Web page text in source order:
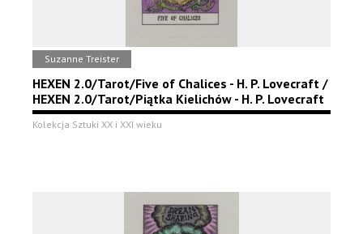
Suzanne Treister
HEXEN 2.0/Tarot/Five of Chalices - H. P. Lovecraft /
HEXEN 2.0/Tarot/Piątka Kielichów - H. P. Lovecraft
Kolekcja Sztuki XX i XXI wieku